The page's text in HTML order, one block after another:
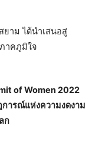
าม ได้นำเสนอสู่
าคภูมิใจ
of Women 2022
ารณ์แห่งความงดงาม
ก